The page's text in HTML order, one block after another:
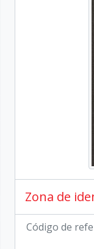
Zona de
Código de